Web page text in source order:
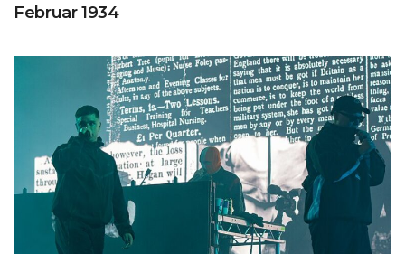
Februar 1934